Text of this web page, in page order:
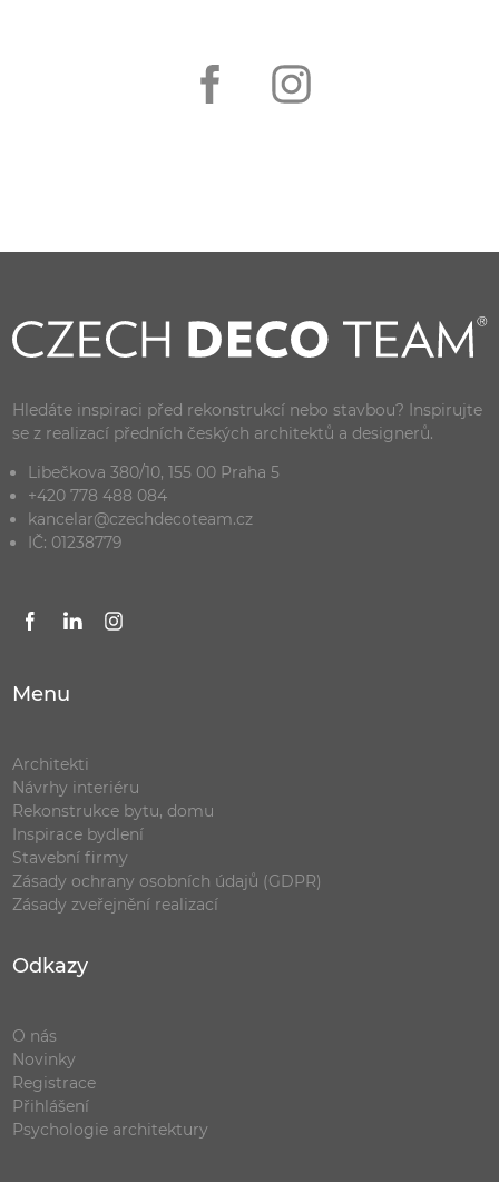
Hledáte inspiraci před rekonstrukcí nebo stavbou? Inspirujte
se z realizací předních českých architektů a designerů.
Libečkova 380/10, 155 00 Praha 5
+420 778 488 084
kancelar@czechdecoteam.cz
IČ: 01238779
Menu
Architekti
Návrhy interiéru
Rekonstrukce bytu, domu
Inspirace bydlení
Stavební firmy
Zásady ochrany osobních údajů (GDPR)
Zásady zveřejnění realizací
Odkazy
O nás
Novinky
Registrace
Přihlášení
Psychologie architektury